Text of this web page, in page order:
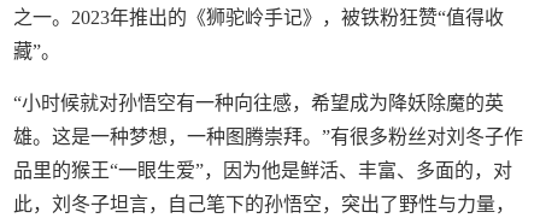
之一。2023年推出的《狮驼岭手记》，被铁粉狂赞“值得收
藏”。
“小时候就对孙悟空有一种向往感，希望成为降妖除魔的英
雄。这是一种梦想，一种图腾崇拜。”有很多粉丝对刘冬子作
品里的猴王“一眼生爱”，因为他是鲜活、丰富、多面的，对
此，刘冬子坦言，自己笔下的孙悟空，突出了野性与力量，